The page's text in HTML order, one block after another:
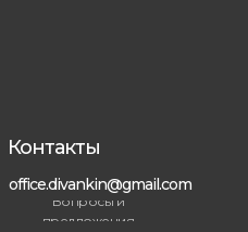
Контакты
office.divankin@gmail.com
Вопросы и
предложения